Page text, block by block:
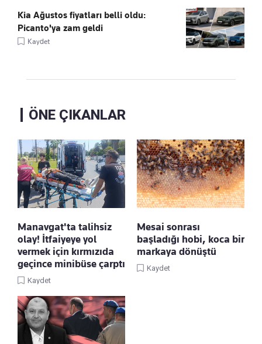
Kia Ağustos fiyatları belli oldu:
Picanto'ya zam geldi
Kaydet
ÖNE ÇIKANLAR
Manavgat'ta talihsiz
olay! İtfaiyeye yol
vermek için kırmızıda
geçince minibüse çarptı
Kaydet
Mesai sonrası
başladığı hobi, koca bir
markaya dönüştü
Kaydet